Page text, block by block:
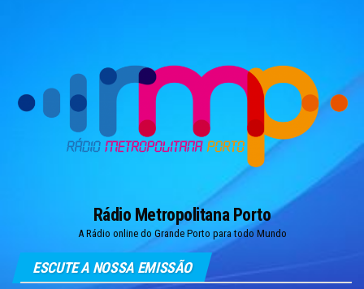
Rádio Metropolitana Porto
A Rádio online do Grande Porto para todo Mundo
ESCUTE A NOSSA EMISSÃO